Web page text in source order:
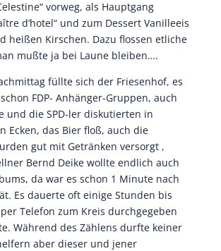
vorweg, als Hauptgang
d’hotel“ und zum Dessert Vanilleeis
heißen Kirschen. Dazu flossen etliche
mußte ja bei Laune bleiben….
füllte sich der Friesenhof, es
FDP- Anhänger-Gruppen, auch
und die SPD-ler diskutierten in
Ecken, das Bier floß, auch die
gut mit Getränken versorgt ,
Bernd Deike wollte endlich auch
da war es schon 1 Minute nach
Es dauerte oft einige Stunden bis
Telefon zum Kreis durchgegeben
Während des Zählens durfte keiner
aber dieser und jener